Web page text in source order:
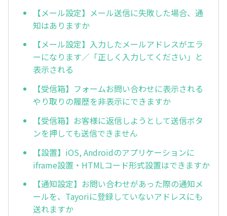
【メール設定】メール送信に失敗した場合、通
知はありますか
【メール設定】入力したメールアドレスがエラ
ーになります／「正しく入力してください」と
表示される
【受信箱】フォームお問い合わせに表示される
やり取りの履歴を非表示にできますか
【受信箱】お客様に返信しようとして送信ボタ
ンを押しても送信できません
【設置】iOS, Androidのアプリケーションに
iframe設置・HTMLコード形式設置はできますか
【通知設定】お問い合わせがあった際の通知メ
ールを、Tayoriに登録していないアドレスにも
送れますか